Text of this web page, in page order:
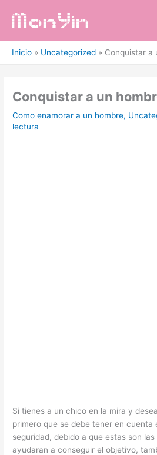
Inicio Uncategorized Conquistar a
Conquistar a un
Como enamorar a un hombre,
lectura
Si tienes a un chico en la mira y
primero que se debe tener en cuenta
seguridad, debido a que estas son
ayudaran a conseguir el objetivo,